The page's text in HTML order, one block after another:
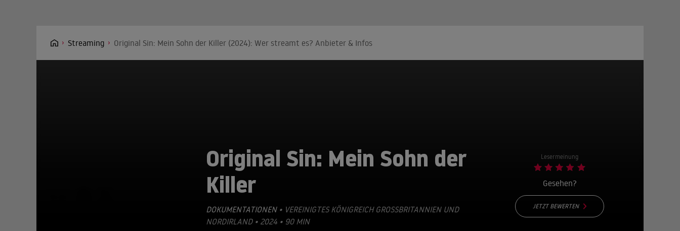
Streaming Original Sin: Mein Sohn der Killer (2024): Wer streamt es? Anbieter & Infos
Original Sin: Mein Sohn der
Killer
DOKUMENTATIONEN• VEREINIGTES KÖNIGREICH GROSSBRITANNIEN UND N
ORDIRLAND • 2024 • 90 MIN
Lesermeinung
Gesehen?
JETZT BEWERTEN